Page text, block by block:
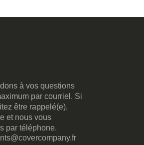
à vos questions
par courriel. Si
être rappelé(e),
et nous vous
par téléphone.